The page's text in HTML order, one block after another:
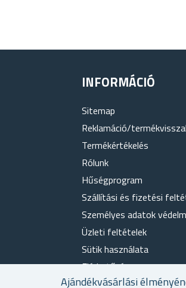
Ajándékvásárlási
INFORMÁCIÓ
Sitemap
Reklamáció/
Termékértékelés
Rólunk
Hűségprogram
Szállítási és fizetési
Személyes adatok
Üzleti feltételek
Sütik használata
Elérhetőség